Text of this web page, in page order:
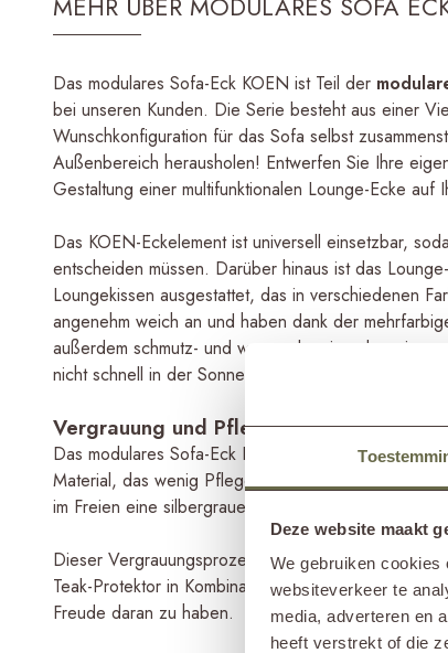
Deze website maakt
We gebruiken
websiteverkeer te
media, adverteren en
heeft verstrekt of die
Das modulares Sofa-Eck KOEN ist Teil der
bei unseren Kunden. Die Serie besteht aus einer
Wunschkonfiguration für das Sofa selbst
Außenbereich herausholen! Entwerfen Sie Ihre
Gestaltung einer multifunktionalen Lounge-Ecke auf
Das KOEN-Eckelement ist universell einsetzbar,
entscheiden müssen. Darüber hinaus ist das
Loungekissen ausgestattet, das in verschiedenen
angenehm weich an und haben dank der
außerdem schmutz- und wasserabweisend sowie
nicht schnell in der Sonne, und auch ein
Vergrauung und Pflege des Teak-Sofas
Das modulares Sofa-Eck KOEN besteht aus 100%
Material, das wenig Pflege erfordert. Eine der
im Freien eine silbergraue Patina entwickelt.
Dieser Vergrauungsprozess kann bei Bedarf mit
Teak-Protektor in Kombination mit einem Teak-
Freude daran zu haben.